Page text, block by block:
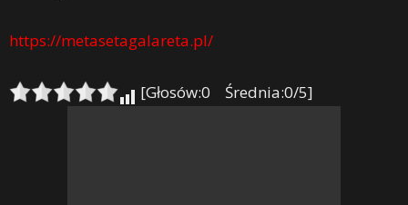
https://metasetagalareta.pl/
[Głosów:0 Średnia:0/5]